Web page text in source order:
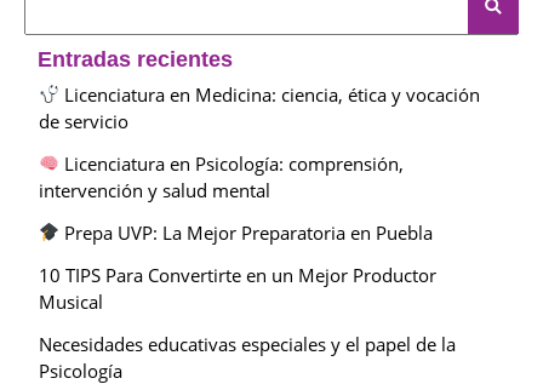
Entradas recientes
Licenciatura en Medicina: ciencia, ética y vocación
de servicio
Licenciatura en Psicología: comprensión,
intervención y salud mental
Prepa UVP: La Mejor Preparatoria en Puebla
10 TIPS Para Convertirte en un Mejor Productor
Musical
Necesidades educativas especiales y el papel de la
Psicología